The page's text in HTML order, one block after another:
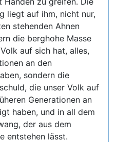
liegt auf ihm, nicht nur,
stehenden Ahnen
die berghohe Masse
auf sich hat, alles,
an den
sondern die
die unser Volk auf
Generationen an
haben, und in all dem
der aus dem
entstehen lässt.